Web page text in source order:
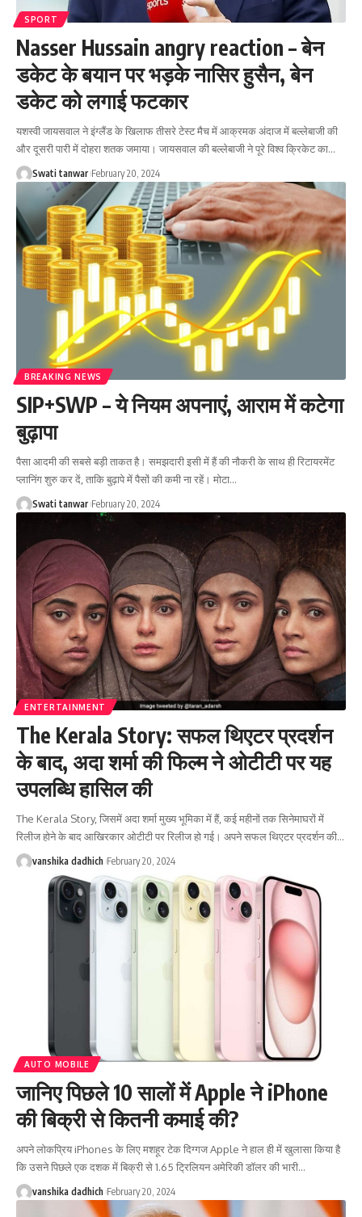
SPORT
Nasser Hussain angry reaction – बेन
डकेट के बयान पर भड़के नासिर हुसैन, बेन
डकेट को लगाई फटकार
यशस्वी जायसवाल ने इंग्लैंड के खिलाफ तीसरे टेस्ट मैच में आक्रमक अंदाज में बल्लेबाजी की
और दूसरी पारी में दोहरा शतक जमाया। जायसवाल की बल्लेबाजी ने पूरे विश्व क्रिकेट का…
Swati tanwar February 20, 2024
BREAKING NEWS
SIP+SWP – ये नियम अपनाएं, आराम में कटेगा
बुढ़ापा
पैसा आदमी की सबसे बड़ी ताकत है। समझदारी इसी में हैं की नौकरी के साथ ही रिटायरमेंट
प्लानिंग शुरु कर दें, ताकि बुढ़ापे में पैसों की कमी ना रहें। मोटा…
Swati tanwar February 20, 2024
ENTERTAINMENT
The Kerala Story: सफल थिएटर प्रदर्शन
के बाद, अदा शर्मा की फिल्म ने ओटीटी पर यह
उपलब्धि हासिल की
The Kerala Story, जिसमें अदा शर्मा मुख्य भूमिका में हैं, कई महीनों तक सिनेमाघरों में
रिलीज होने के बाद आखिरकार ओटीटी पर रिलीज हो गई। अपने सफल थिएटर प्रदर्शन की…
vanshika dadhich February 20, 2024
AUTO MOBILE
जानिए पिछले 10 सालों में Apple ने iPhone
की बिक्री से कितनी कमाई की?
अपने लोकप्रिय iPhones के लिए मशहूर टेक दिग्गज Apple ने हाल ही में खुलासा किया है
कि उसने पिछले एक दशक में बिक्री से 1.65 ट्रिलियन अमेरिकी डॉलर की भारी…
vanshika dadhich February 20, 2024